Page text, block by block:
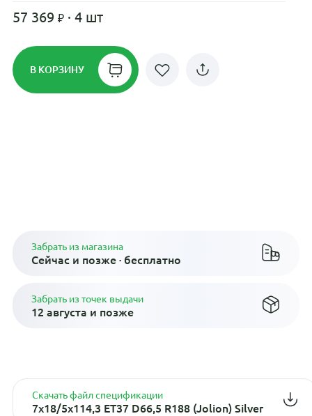
57 369 · 4 шт
В КОРЗИНУ
Забрать из магазина
Сейчас и позже · бесплатно
Забрать из точек выдачи
12 августа и позже
Скачать файл спецификации
7x18/5x114,3 ET37 D66,5 R188 (Jolion) Silver